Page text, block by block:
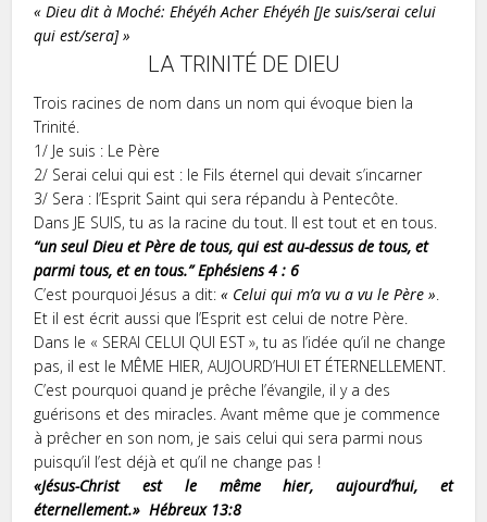
« Dieu dit à Moché: Ehéyéh Acher Ehéyéh [Je suis/serai celui
qui est/sera] »
LA TRINITÉ DE DIEU
Trois racines de nom dans un nom qui évoque bien la
Trinité.
1/ Je suis : Le Père
2/ Serai celui qui est : le Fils éternel qui devait s’incarner
3/ Sera : l’Esprit Saint qui sera répandu à Pentecôte.
Dans JE SUIS, tu as la racine du tout. Il est tout et en tous.
“un seul Dieu et Père detous, qui est au-dessus detous, et
parmitous, eten tous.” Ephésiens 4 : 6
C’est pourquoi Jésus a dit:« Celui qui m’a vu a vu le Père ».
Et il est écrit aussi que l’Esprit est celui de notre Père.
Dans le « SERAI CELUI QUI EST », tu as l’idée qu’il ne change
pas, il est le MÊME HIER, AUJOURD’HUI ET ÉTERNELLEMENT.
C’est pourquoi quand je prêche l’évangile, il y a des
guérisons et des miracles. Avant même que je commence
à prêcher en son nom, je sais celui qui sera parmi nous
puisqu’il l’est déjà et qu’il ne change pas !
«Jésus-Christ est le même hier, aujourd’hui, et
éternellement.»Hébreux‬ ‭13:8‬